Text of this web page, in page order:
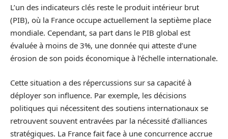
L’un des indicateurs clés reste le produit intérieur brut
(PIB), où la France occupe actuellement la septième place
mondiale. Cependant, sa part dans le PIB global est
évaluée à moins de 3%, une donnée qui atteste d’une
érosion de son poids économique à l’échelle internationale.
Cette situation a des répercussions sur sa capacité à
déployer son influence. Par exemple, les décisions
politiques qui nécessitent des soutiens internationaux se
retrouvent souvent entravées par la nécessité d’alliances
stratégiques. La France fait face à une concurrence accrue